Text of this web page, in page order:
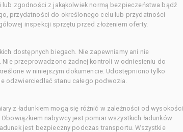
zgodności z jakąkolwiek normą bezpieczeństwa bądź
przydatności do określonego celu lub przydatności
inspekcji sprzętu przed złożeniem oferty.
dostępnych biegach. Nie zapewniamy ani nie
przeprowadzono żadnej kontroli w odniesieniu do
w niniejszym dokumencie. Udostępniono tylko
odzwierciedlać stanu całego podwozia.
z ładunkiem mogą się różnić w zależności od wysokości
nabywcy jest pomiar wszystkich ładunków
jest bezpieczny podczas transportu. Wszystkie